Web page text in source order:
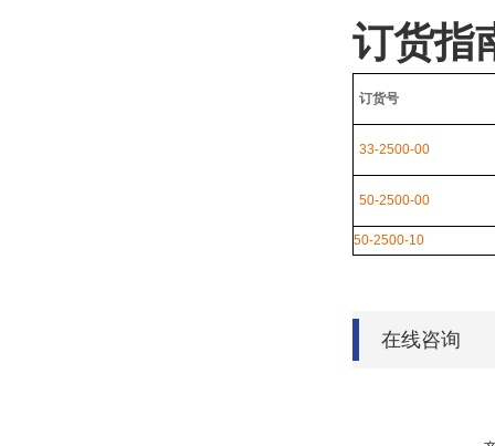
订货指
订货号
33-2500-00
50-2500-00
50-2500-10
在线咨询